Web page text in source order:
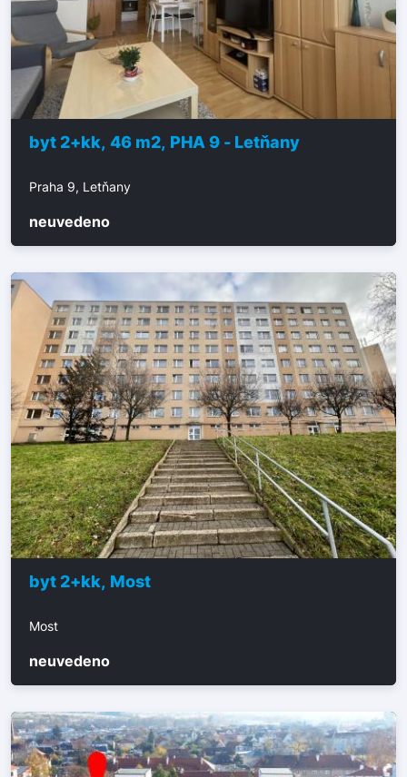
byt 2+kk, 46 m2, PHA 9 - Letňany
Praha 9, Letňany
neuvedeno
byt 2+kk, Most
Most
neuvedeno